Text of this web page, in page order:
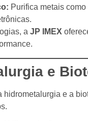
Purifica metais
a JP IMEX
e
hidrometalurgia e a